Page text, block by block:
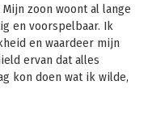
zoon woont al lange
en voorspelbaar. Ik
en waardeer mijn
ervan dat alles
kon doen wat ik wilde,